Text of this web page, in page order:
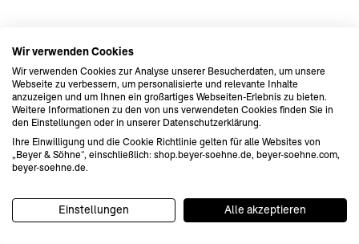
Wir verwenden Cookies
Wir verwenden Cookies zur Analyse unserer Besucherdaten, um unsere
Webseite zu verbessern, um personalisierte und relevante Inhalte
anzuzeigen und um Ihnen ein großartiges Webseiten-Erlebnis zu bieten.
Weitere Informationen zu den von uns verwendeten Cookies finden Sie in
den Einstellungen oder in unserer Datenschutzerklärung.
Ihre Einwilligung und die Cookie Richtlinie gelten für alle Websites von
„Beyer & Söhne“, einschließlich: shop.beyer-soehne.de, beyer-soehne.com,
beyer-soehne.de.
Einstellungen Alle akzeptieren